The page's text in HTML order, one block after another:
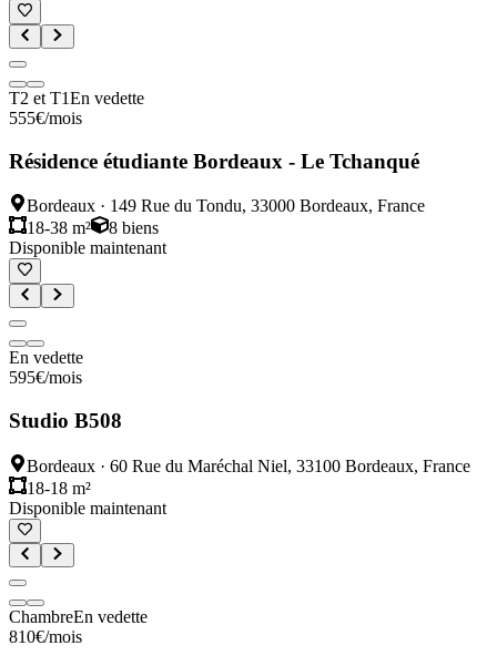
T2 et T1En vedette
555€/mois
Résidence étudiante Bordeaux - Le Tchanqué
Bordeaux · 149 Rue du Tondu, 33000 Bordeaux, France
18-38 m²
8 biens
Disponible maintenant
En vedette
595€/mois
Studio B508
Bordeaux · 60 Rue du Maréchal Niel, 33100 Bordeaux, France
18-18 m²
Disponible maintenant
ChambreEn vedette
810€/mois